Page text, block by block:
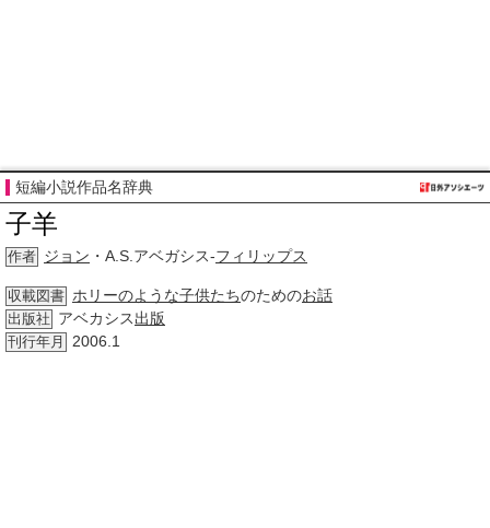
短編小説作品名辞典
子羊
作者 ジョン ・A.S.アベガシス-フィリップス
収載図書 ホリーのような子供たちのためのお話
出版社 アベカシス出版
刊行年月 2006.1